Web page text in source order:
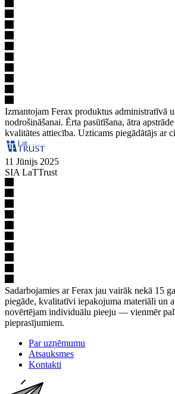
Izmantojam Ferax produktus administratīvā
nodrošināšanai. Ērta pasūtīšana, ātra
kvalitātes attiecība. Uzticams piegādātājs ar
11 Jūnijs 2025
SIA LaTTrust
Sadarbojamies ar Ferax jau vairāk nekā 15
piegāde, kvalitatīvi iepakojuma materiāli un
novērtējam individuālu pieeju — vienmēr
pieprasījumiem.
Par uzņēmumu
Atsauksmes
Kontakti